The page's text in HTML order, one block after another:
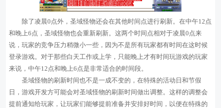
除了凌晨0点外，圣域怪物还会在其他时间点进行刷新。在中午12点
和晚上6点，圣域怪物也会重新刷新。这两个时间点相对于凌晨0点来
说，玩家的竞争压力稍微小一些，因为不是所有玩家都有时间在这时候
登录游戏。对于那些白天工作或上学，只能晚上才有时间玩游戏的玩家
来说，中午12点和晚上6点是非常适合的时间段。
圣域怪物的刷新时间也不是一成不变的，在特殊的活动日和节假
日，游戏开发方可能会对圣域怪物的刷新时间做出调整。这样的调整会
提前通知给玩家，让玩家们能够提前准备并安排好时间，以便在特殊的